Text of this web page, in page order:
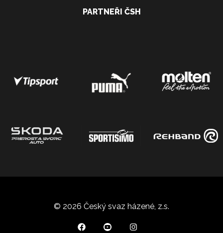
PARTNEŘI ČSH
© 2026 Český svaz házené, z.s.